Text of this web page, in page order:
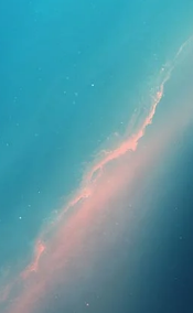
Para pacientes